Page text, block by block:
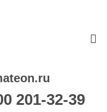
201-32-39